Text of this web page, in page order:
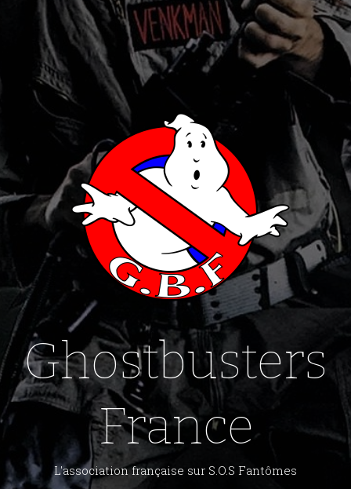
Ghostbusters
France
L'association française sur S.O.S Fantômes